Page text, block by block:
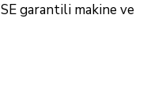
garantili makine ve